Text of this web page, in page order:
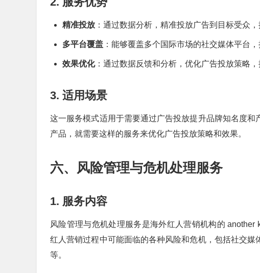
精准投放 ：通过数据分析，精准投放广告到目标受众，
多平台覆盖 ：能够覆盖多个国际市场的社交媒体平台
效果优化：通过数据反馈和分析，优化广告投放策略，
3. 适用场景
这一服务模式适用于需要通过广告投放提升品牌知名度
产品，就需要这样的服务来优化广告投放策略和效果。
六、风险管理与危机处理服务
1. 服务内容
风险管理与危机处理服务是海外红人营销机构的
红人营销过程中可能面临的各种风险和危机，包括社交
等。